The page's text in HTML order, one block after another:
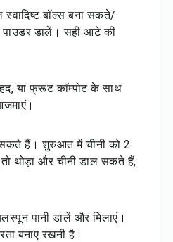
बॉल्स बना सकते/
पाउडर डालें। सही आटे की
या फ्रूट कॉम्पोट के साथ
सकते हैं। शुरुआत में चीनी को 2
थोड़ा और चीनी डाल सकते हैं,
पानी डालें और मिलाएं।
बनाए रखनी है।